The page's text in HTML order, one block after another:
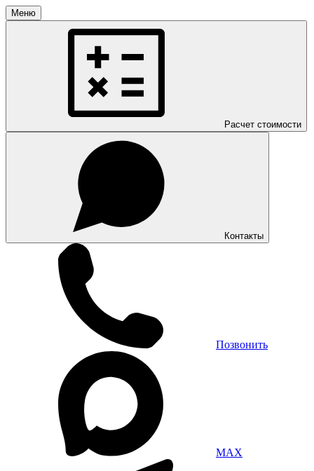
Меню
Расчет стоимости
Контакты
Позвонить
MAX